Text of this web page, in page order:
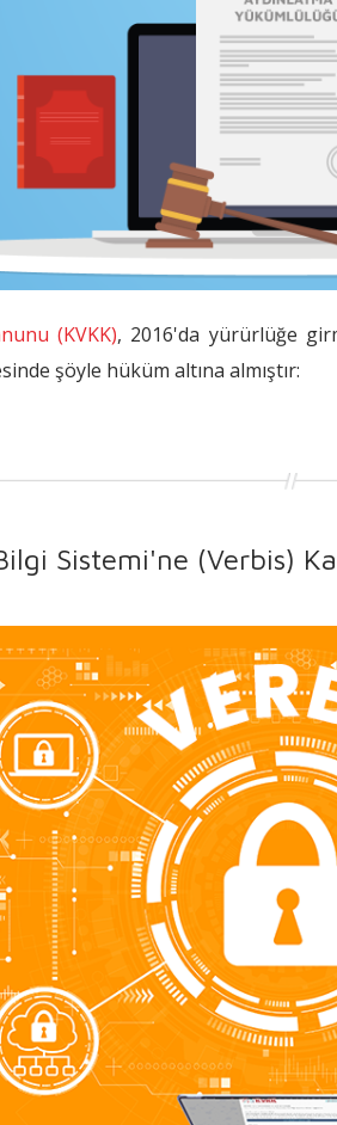
(KVKK), 2016'da yürürlüğe
şöyle hüküm altına almıştır:
Sistemi'ne (Verbis)